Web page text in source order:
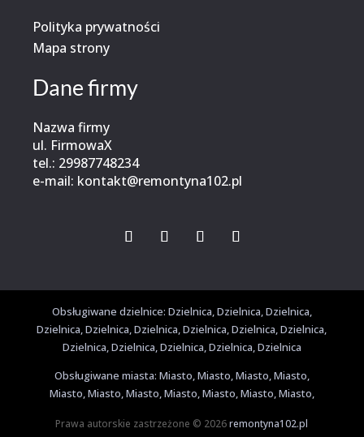
Polityka prywatności
Mapa strony
Dane firmy
Nazwa firmy
ul. FirmowaX
tel.: 29987748234
e-mail: kontakt@remontyna102.pl
Obsługiwane dzielnice: Dzielnica, Dzielnica, Dzielnica,
Dzielnica, Dzielnica, Dzielnica, Dzielnica, Dzielnica, Dzielnica,
Dzielnica, Dzielnica, Dzielnica, Dzielnica, Dzielnica
Obsługiwane miasta: Miasto, Miasto, Miasto, Miasto,
Miasto, Miasto, Miasto, Miasto, Miasto, Miasto, Miasto,
Prawa autorskie zastrzeżone © 2026remontyna102.pl